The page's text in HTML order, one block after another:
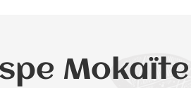
Mokaïte